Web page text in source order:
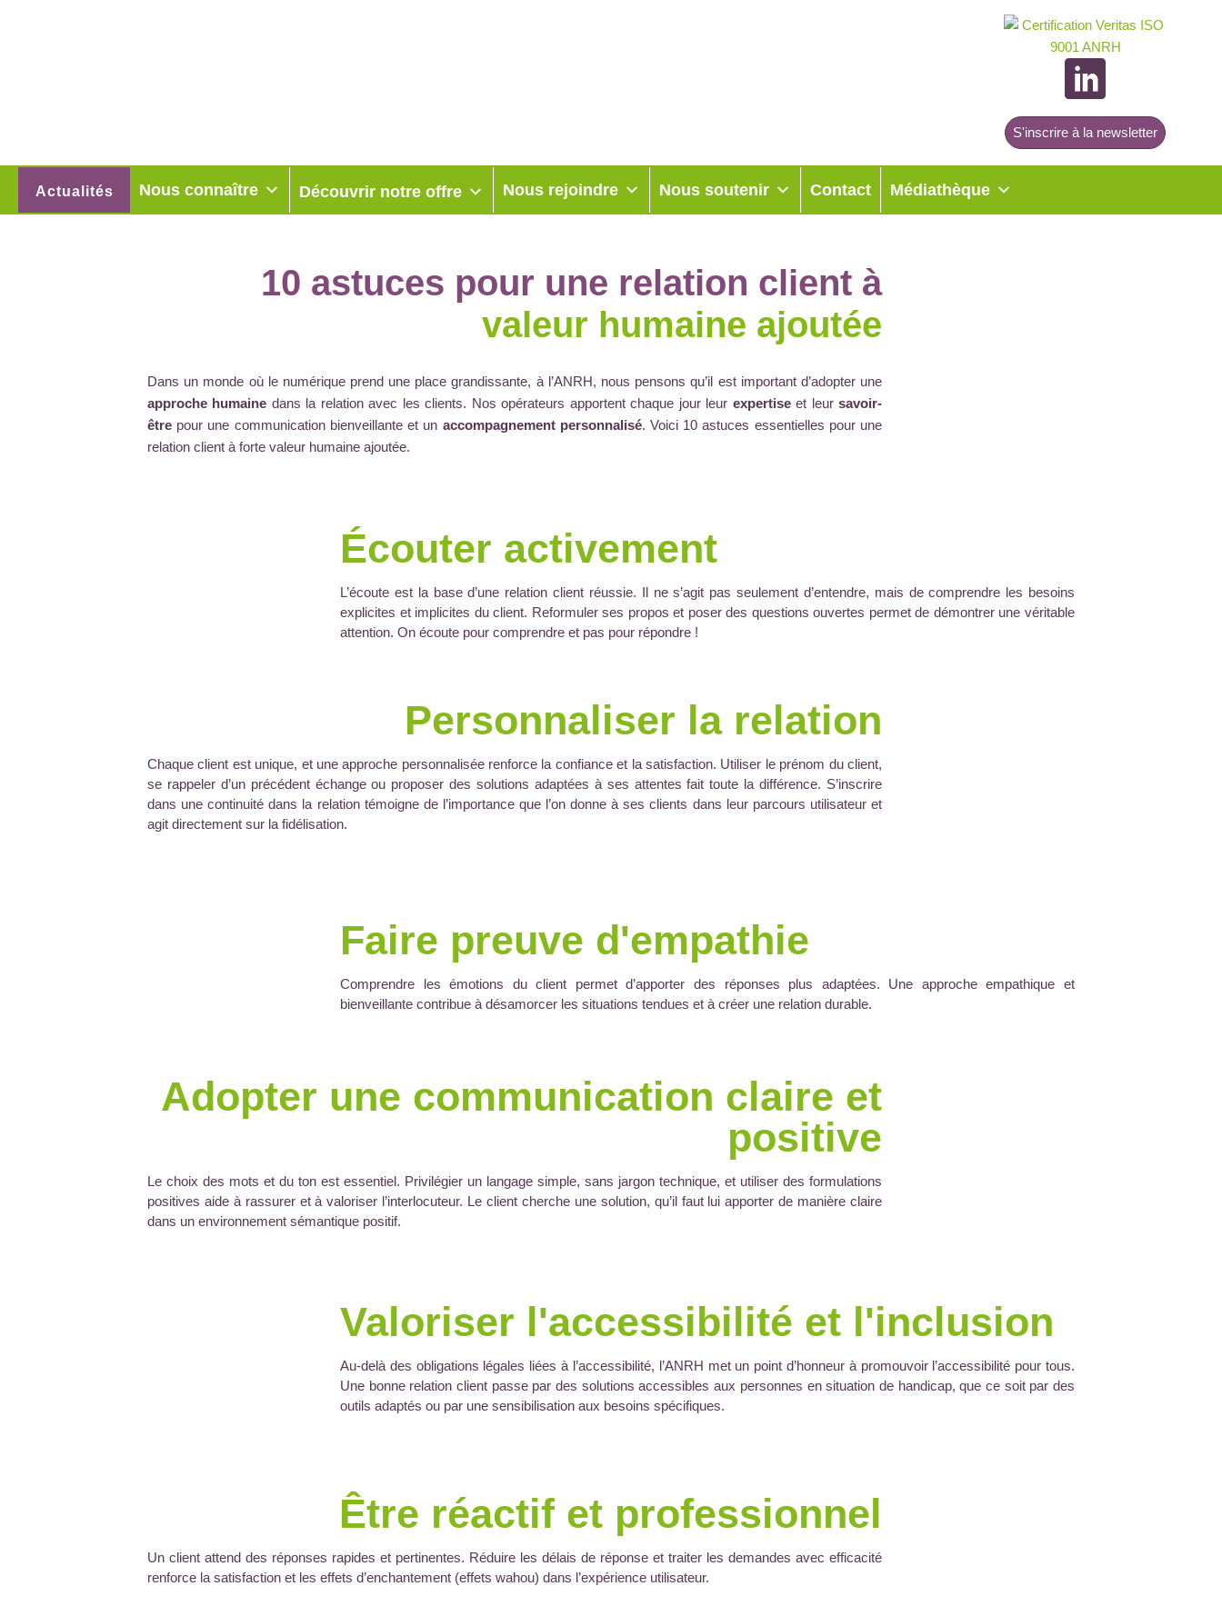
S'inscrire à la newsletter
Actualités Nous connaître Découvrir notre offre Nous rejoindre Nous soutenir Contact Médiathèque
10 astuces pour une relation client à
valeur humaine ajoutée
Dans un monde où le numérique prend une place grandissante, à l’ANRH, nous pensons qu’il est important d’adopter une
approche humaine dans la relation avec les clients. Nos opérateurs apportent chaque jour leur expertise et leursavoir-
être pour une communication bienveillante et un accompagnement personnalisé. Voici 10 astuces essentielles pour une
relation client à forte valeur humaine ajoutée.
Écouter activement
L’écoute est la base d’une relation client réussie. Il ne s’agit pas seulement d’entendre, mais de comprendre les besoins
explicites et implicites du client. Reformuler ses propos et poser des questions ouvertes permet de démontrer une véritable
attention. On écoute pour comprendre et pas pour répondre !
Personnaliser la relation
Chaque client est unique, et une approche personnalisée renforce la confiance et la satisfaction. Utiliser le prénom du client,
se rappeler d’un précédent échange ou proposer des solutions adaptées à ses attentes fait toute la différence. S’inscrire
dans une continuité dans la relation témoigne de l’importance que l’on donne à ses clients dans leur parcours utilisateur et
agit directement sur la fidélisation.
Faire preuve d'empathie
Comprendre les émotions du client permet d’apporter des réponses plus adaptées. Une approche empathique et
bienveillante contribue à désamorcer les situations tendues et à créer une relation durable.
Adopter une communication claire et
positive
Le choix des mots et du ton est essentiel. Privilégier un langage simple, sans jargon technique, et utiliser des formulations
positives aide à rassurer et à valoriser l’interlocuteur. Le client cherche une solution, qu’il faut lui apporter de manière claire
dans un environnement sémantique positif.
Valoriser l'accessibilité et l'inclusion
Au-delà des obligations légales liées à l’accessibilité, l’ANRH met un point d’honneur à promouvoir l’accessibilité pour tous.
Une bonne relation client passe par des solutions accessibles aux personnes en situation de handicap, que ce soit par des
outils adaptés ou par une sensibilisation aux besoins spécifiques.
Être réactif et professionnel
Un client attend des réponses rapides et pertinentes. Réduire les délais de réponse et traiter les demandes avec efficacité
renforce la satisfaction et les effets d’enchantement (effets wahou) dans l’expérience utilisateur.